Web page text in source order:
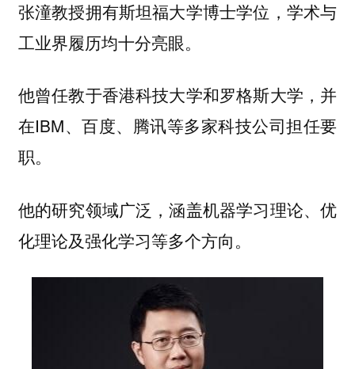
张潼教授拥有斯坦福大学博士学位，学术与
工业界履历均十分亮眼。
他曾任教于香港科技大学和罗格斯大学，并
在IBM、百度、腾讯等多家科技公司担任要
职。
他的研究领域广泛，涵盖机器学习理论、优
化理论及强化学习等多个方向。